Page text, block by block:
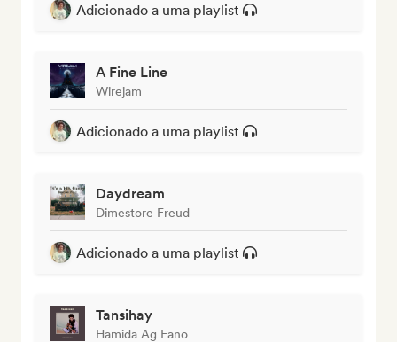
Adicionado a uma playlist
A Fine Line
Wirejam
Adicionado a uma playlist
Daydream
Dimestore Freud
Adicionado a uma playlist
Tansihay
Hamida Ag Fano